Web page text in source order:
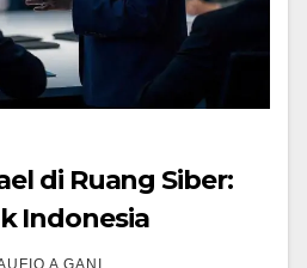
di Ruang Siber:
Indonesia
A GANI